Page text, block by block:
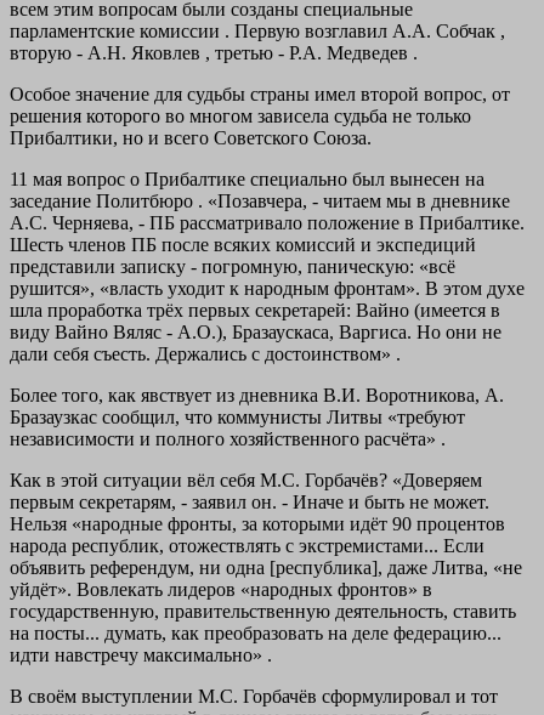
всем этим вопросам были созданы специальные
парламентские комиссии . Первую возглавил А.А. Собчак ,
вторую - А.Н. Яковлев , третью - Р.А. Медведев .
Особое значение для судьбы страны имел второй вопрос, от
решения которого во многом зависела судьба не только
Прибалтики, но и всего Советского Союза.
11 мая вопрос о Прибалтике специально был вынесен на
заседание Политбюро . «Позавчера, - читаем мы в дневнике
А.С. Черняева, - ПБ рассматривало положение в Прибалтике.
Шесть членов ПБ после всяких комиссий и экспедиций
представили записку - погромную, паническую: «всё
рушится», «власть уходит к народным фронтам». В этом духе
шла проработка трёх первых секретарей: Вайно (имеется в
виду Вайно Вяляс - А.О.), Бразаускаса, Варгиса. Но они не
дали себя съесть. Держались с достоинством» .
Более того, как явствует из дневника В.И. Воротникова, А.
Бразаузкас сообщил, что коммунисты Литвы «требуют
независимости и полного хозяйственного расчёта» .
Как в этой ситуации вёл себя М.С. Горбачёв? «Доверяем
первым секретарям, - заявил он. - Иначе и быть не может.
Нельзя «народные фронты, за которыми идёт 90 процентов
народа республик, отожествлять с экстремистами... Если
объявить референдум, ни одна [республика], даже Литва, «не
уйдёт». Вовлекать лидеров «народных фронтов» в
государственную, правительственную деятельность, ставить
на посты... думать, как преобразовать на деле федерацию...
идти навстречу максимально» .
В своём выступлении М.С. Горбачёв сформулировал и тот